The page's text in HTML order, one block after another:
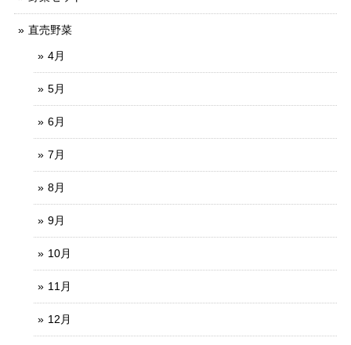
直売野菜
4月
5月
6月
7月
8月
9月
10月
11月
12月